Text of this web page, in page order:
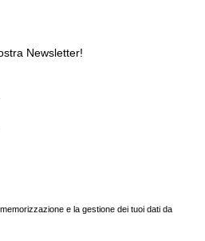
Newsletter!
e la gestione dei tuoi dati da